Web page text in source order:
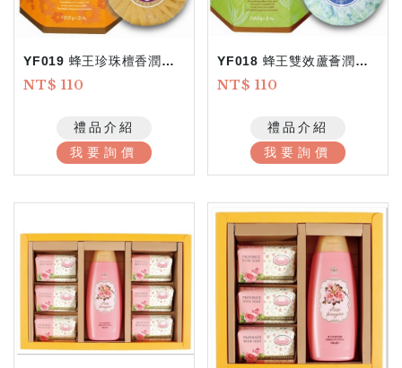
YF019 蜂王珍珠檀香潤膚皂
NT$ 110
禮品介紹
我要詢價
YF018 蜂王雙效蘆薈潤膚皂
NT$ 110
禮品介紹
我要詢價